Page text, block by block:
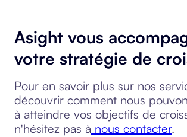
Asight vous
votre stratégie de
Pour en savoir plus sur nos
découvrir comment nous
à atteindre vos objectifs de
n'hésitez pas à nous contacter.